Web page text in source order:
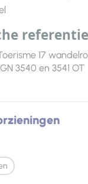
17
3540 en 3541 OT